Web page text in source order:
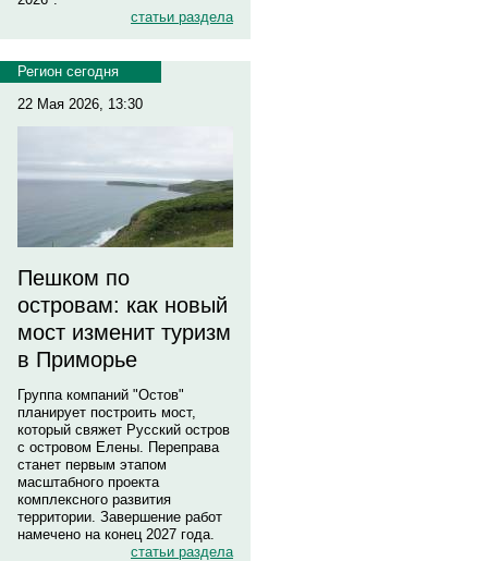
статьи раздела
Регион сегодня
22 Мая 2026, 13:30
Пешком по
островам: как новый
мост изменит туризм
в Приморье
Группа компаний "Остов"
планирует построить мост,
который свяжет Русский остров
с островом Елены. Переправа
станет первым этапом
масштабного проекта
комплексного развития
территории. Завершение работ
намечено на конец 2027 года.
статьи раздела